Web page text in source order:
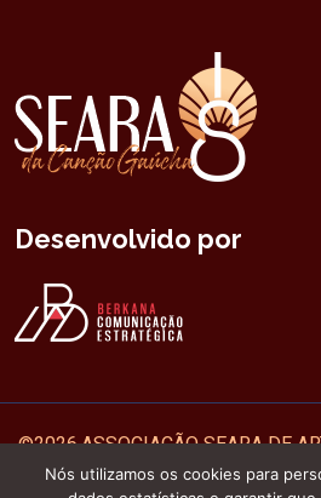
Desenvolvido por
©2026ASSOCIAÇÃO SEARA DE
Todos os direitos reservados
Nós utilizamos os cookies para